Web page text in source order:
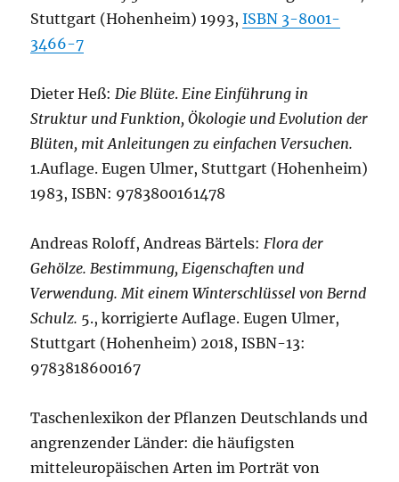
Stuttgart (Hohenheim) 1993,ISBN 3-8001-
3466-7
Dieter Heß: Die Blüte. Eine Einführung in
Struktur und Funktion, Ökologie und Evolution der
Blüten, mit Anleitungen zu einfachen Versuchen.
1.Auflage. Eugen Ulmer, Stuttgart (Hohenheim)
1983, ISBN: 9783800161478
Andreas Roloff, Andreas Bärtels: Flora der
Gehölze. Bestimmung, Eigenschaften und
Verwendung. Mit einem Winterschlüssel von Bernd
Schulz. 5., korrigierte Auflage. Eugen Ulmer,
Stuttgart (Hohenheim) 2018, ISBN-13:
9783818600167
Taschenlexikon der Pflanzen Deutschlands und
angrenzender Länder: die häufigsten
mitteleuropäischen Arten im Porträt von